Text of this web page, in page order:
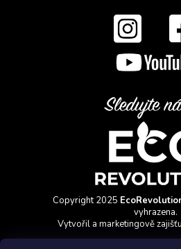
Copyright 2025
vyhrazena.
Vytvořil a marketingově